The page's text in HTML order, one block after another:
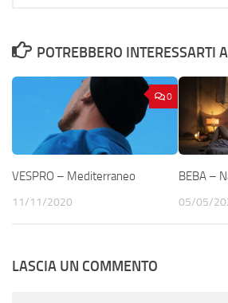
POTREBBERO INTERESSARTI
0
VESPRO – Mediterraneo
11/11/2020
BEBA –
05/05/
LASCIA UN COMMENTO